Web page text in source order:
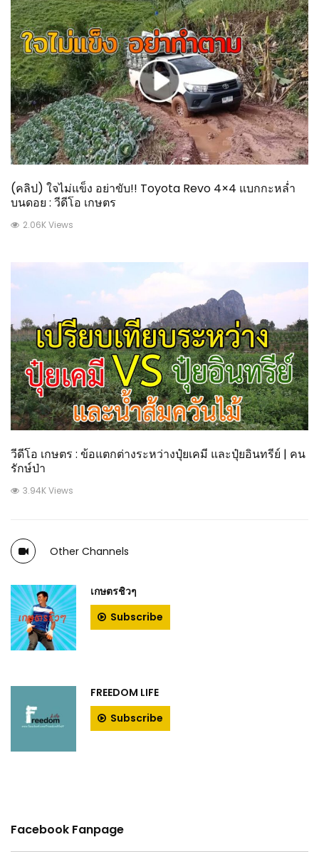
(คลิป) ใจไม่แข็ง อย่าขับ!! Toyota Revo 4×4 แบกกะหล่ำ
บนดอย : วีดีโอ เกษตร
2.06K Views
วีดีโอ เกษตร : ข้อแตกต่างระหว่างปุ๋ยเคมี และปุ๋ยอินทรีย์ | คน
รักษ์ป่า
3.94K Views
Other Channels
เกษตรชิวๆ
Subscribe
FREEDOM LIFE
Subscribe
Facebook Fanpage